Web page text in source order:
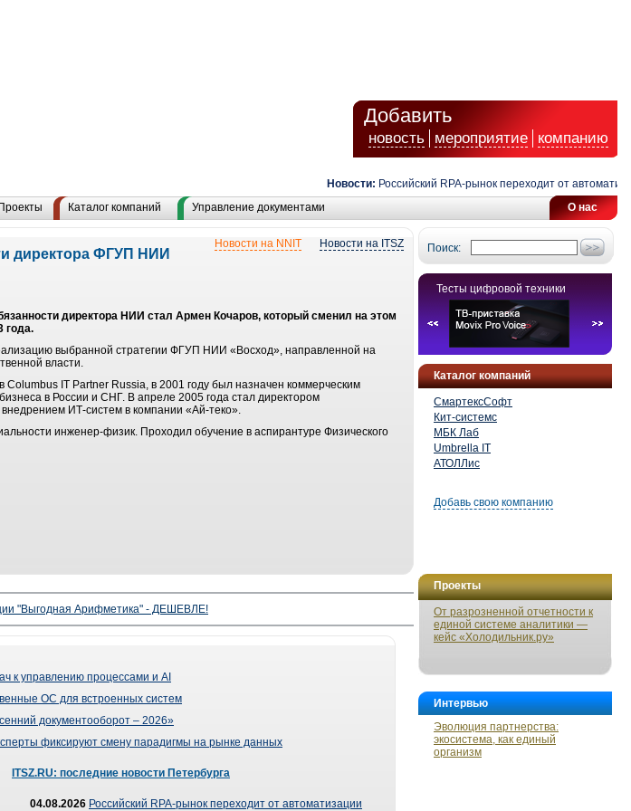
Добавить
новость мероприятие компанию
Новости: Российский RPA-рынок переходит от
О нас
Проекты Каталог компаний Управление документами
Поиск:
Тесты цифровой техники
Каталог компаний
СмартексСофт
Кит-системс
МБК Лаб
Umbrella IT
АТОЛЛис
Добавь свою компанию
Проекты
От разрозненной отчетности к
единой системе аналитики —
кейс «Холодильник.ру»
Интервью
Эволюция партнерства:
экосистема, как единый
организм
Новости на ITSZ
Новости на NNIT
директора ФГУП НИИ
директора НИИ стал Армен Кочаров, который сменил на этом
года.
выбранной стратегии ФГУП НИИ «Восход», направленной на
власти.
IT Partner Russia, в 2001 году был назначен коммерческим
в России и СНГ. В апреле 2005 года стал директором
ИТ-систем в компании «Ай-теко».
инженер-физик. Проходил обучение в аспирантуре Физического
"Выгодная Арифметика" - ДЕШЕВЛЕ!
к управлению процессами и AI
ОС для встроенных систем
документооборот – 2026»
фиксируют смену парадигмы на рынке данных
ITSZ.RU: последние новости Петербурга
04.08.2026 Российский RPA-рынок переходит от автоматизации